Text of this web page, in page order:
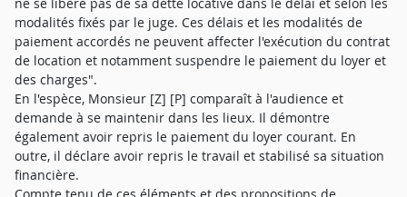
modalités fixés par le juge. Ces délais et les modalités de
paiement accordés ne peuvent affecter l'exécution du contrat
de location et notamment suspendre le paiement du loyer et
des charges".
En l'espèce, Monsieur [Z] [P] comparaît à l'audience et
demande à se maintenir dans les lieux. Il démontre
également avoir repris le paiement du loyer courant. En
outre, il déclare avoir repris le travail et stabilisé sa situation
financière.